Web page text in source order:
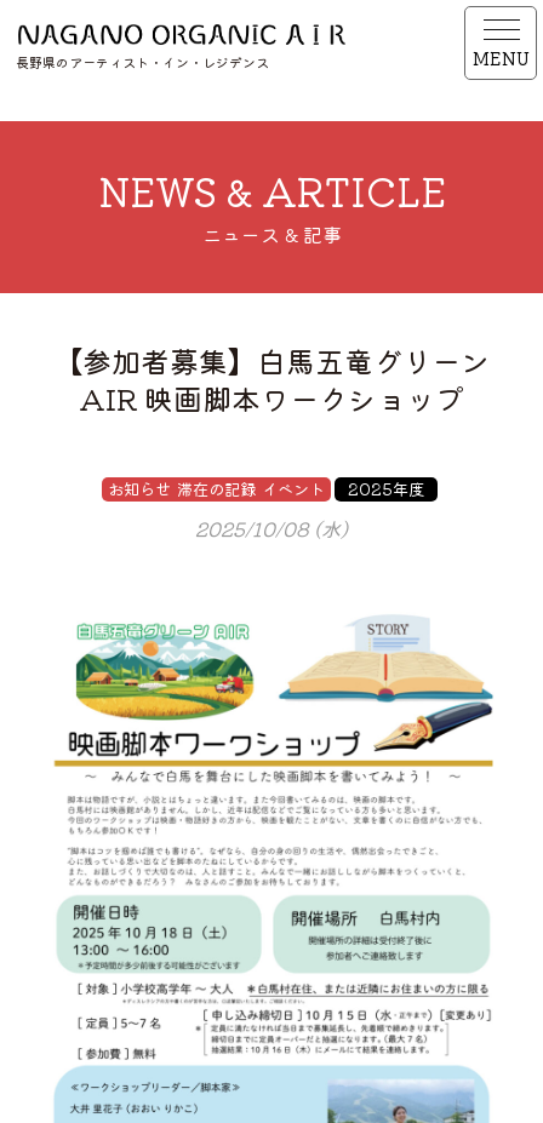
長野県のアーティスト・イン・レジデンス MENU
NEWS & ARTICLE
ニュース & 記事
【参加者募集】白馬五竜グリーン
AIR 映画脚本ワークショップ
お知らせ 滞在の記録 イベント 2025年度
2025/10/08 (水)